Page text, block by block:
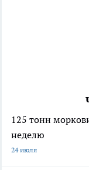
125 тонн
неделю
24 июля